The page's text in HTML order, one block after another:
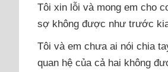
Tôi xin lỗi và mong em cho
sợ không được như trước
Tôi và em chưa ai nói chia
quan hệ của cả hai không